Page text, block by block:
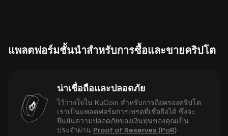
แพลตฟอร์มชั้นนำสำหรับการซื้อและขายคริปโต
น่าเชื่อถือและปลอดภัย
ไว้วางใจใน KuCoin สำหรับการถือครองคริปโต
เราเป็นแพลตฟอร์มการเทรดที่เชื่อถือได้ ซึ่งจะ
ยืนยันความปลอดภัยของเงินทุนของคุณเป็น
ประจำผ่าน Proof of Reserves (PoR)